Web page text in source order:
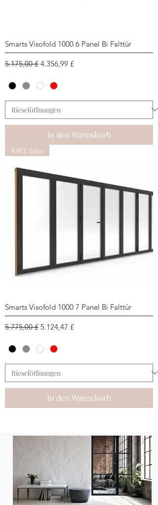
Smarts Visofold 1000 6 Panel Bi Falttür
Standardpreis
5.175,00 £ Sale-Preis
4.356,99 £
In den Warenkorb
SAVE £650
Smarts Visofold 1000 7 Panel Bi Falttür
Standardpreis
5.775,00 £ Sale-Preis
5.124,47 £
In den Warenkorb